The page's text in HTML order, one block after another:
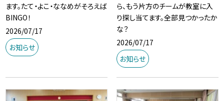
ます。たて・よこ・ななめがそろえば
BINGO！
2026/07/17
お知らせ
ら、もう片方のチームが教室に入
り探し当てます。全部見つかったか
な？
2026/07/17
お知らせ